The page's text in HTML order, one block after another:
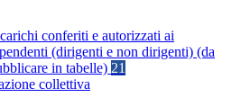
conferiti e autorizzati ai
(dirigenti e non dirigenti) (da
in tabelle) 21
collettiva